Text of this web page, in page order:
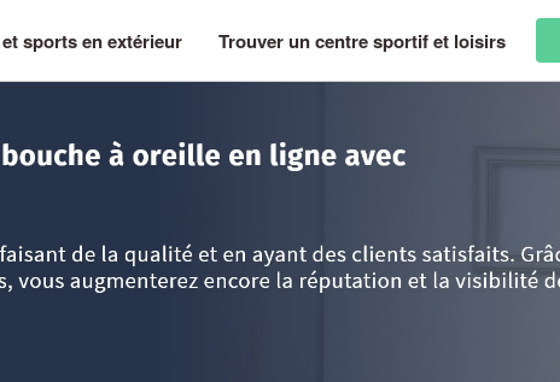
sports en extérieur Trouver un centre sportif et loisirs